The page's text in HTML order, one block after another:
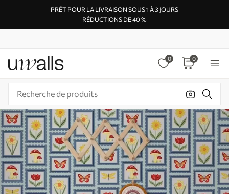
PRÊT POUR LA LIVRAISON SOUS 1 À 3 JOURS
RÉDUCTIONS DE 40 %
0 0